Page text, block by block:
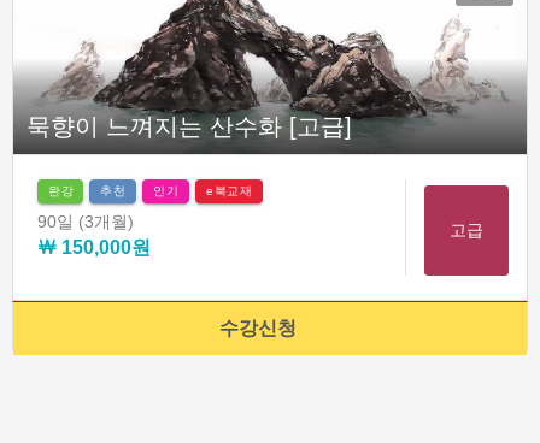
묵향이 느껴지는 산수화 [고급]
완강 추천 인기 e북교재
90일 (3개월)
￦ 150,000원
고급
수강신청